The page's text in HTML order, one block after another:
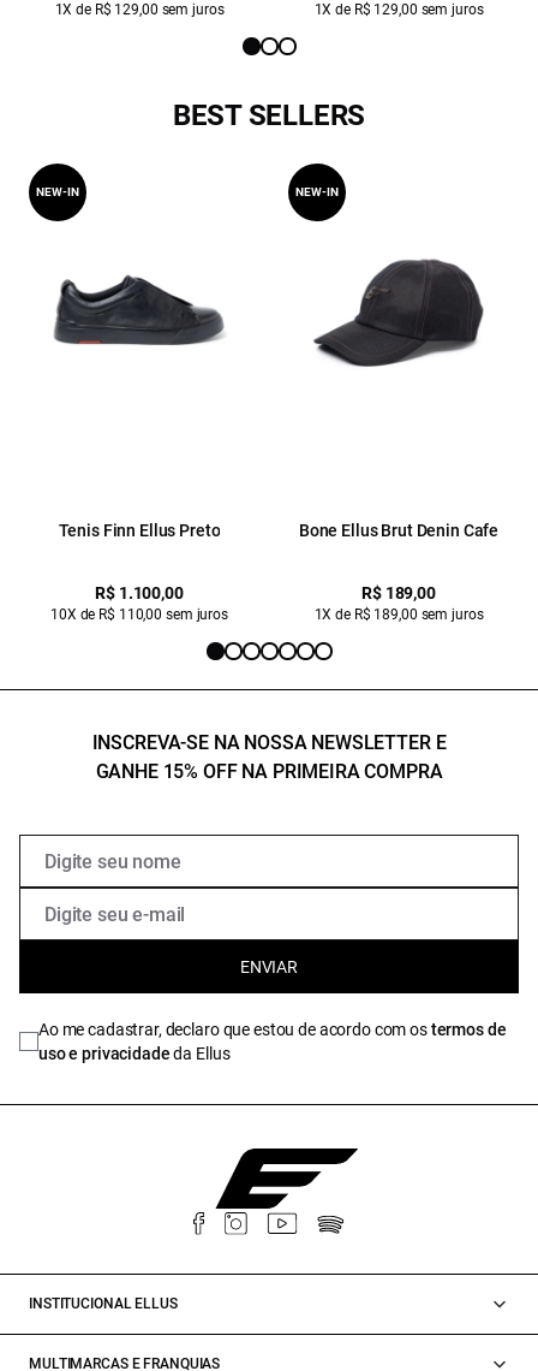
1X de R$ 129,00 sem juros 1X de R$ 129,00 sem juros
BEST SELLERS
Tenis Finn Ellus Preto
R$ 1.100,00
10X de R$ 110,00 sem juros
NEW-IN
Bone Ellus Brut Denin Cafe
R$ 189,00
1X de R$ 189,00 sem juros
NEW-IN
INSCREVA-SE NA NOSSA NEWSLETTER E
GANHE 15% OFF NA PRIMEIRA COMPRA
ENVIAR
Ao me cadastrar, declaro que estou de acordo com ostermos de
uso e privacidadeda Ellus
INSTITUCIONAL ELLUS
MULTIMARCAS E FRANQUIAS